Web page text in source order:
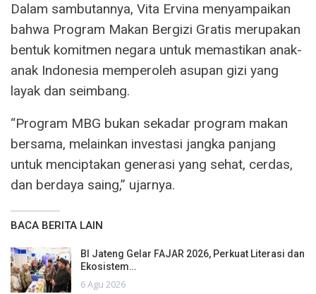
Dalam sambutannya, Vita Ervina menyampaikan
bahwa Program Makan Bergizi Gratis merupakan
bentuk komitmen negara untuk memastikan anak-
anak Indonesia memperoleh asupan gizi yang
layak dan seimbang.
“Program MBG bukan sekadar program makan
bersama, melainkan investasi jangka panjang
untuk menciptakan generasi yang sehat, cerdas,
dan berdaya saing,” ujarnya.
BACA BERITA LAIN
BI Jateng Gelar FAJAR 2026, Perkuat Literasi dan
Ekosistem…
6 Agu 2026